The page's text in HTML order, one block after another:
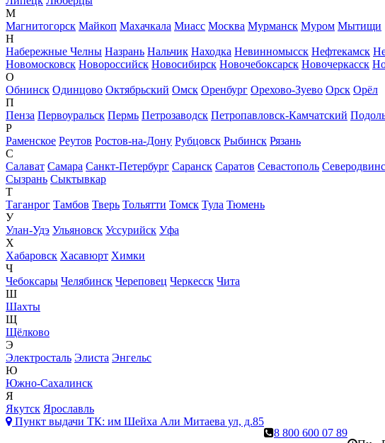
М
Магнитогорск Майкоп Махачкала Миасс Москва Мурманск Муром Мытищи
Н
Набережные Челны Назрань Нальчик Находка Невинномысск Нефтекамск
Новомосковск Новороссийск Новосибирск Новочебоксарск Новочеркасск
О
Обнинск Одинцово Октябрьский Омск Оренбург Орехово-Зуево Орск Орёл
П
Пенза Первоуральск Пермь Петрозаводск Петропавловск-Камчатский
Р
Раменское Реутов Ростов-на-Дону Рубцовск Рыбинск Рязань
С
Салават Самара Санкт-Петербург Саранск Саратов Севастополь
Сызрань Сыктывкар
Т
Таганрог Тамбов Тверь Тольятти Томск Тула Тюмень
У
Улан-Удэ Ульяновск Уссурийск Уфа
Х
Хабаровск Хасавюрт Химки
Ч
Чебоксары Челябинск Череповец Черкесск Чита
Ш
Шахты
Щ
Щёлково
Э
Электросталь Элиста Энгельс
Ю
Южно-Сахалинск
Я
Якутск Ярославль
Пункт выдачи ТК: им Шейха Али Митаева ул, д.85
8 800 600 07 89